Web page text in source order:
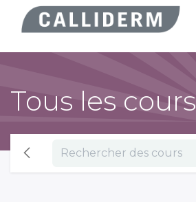
Tous les cours